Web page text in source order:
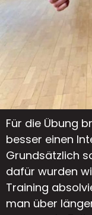
Für die Übung
besser einen
Grundsätzlich
dafür wurden
Training
man über